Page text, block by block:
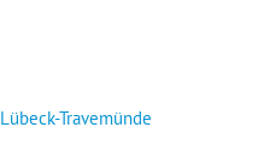
Lübeck-Travemünde